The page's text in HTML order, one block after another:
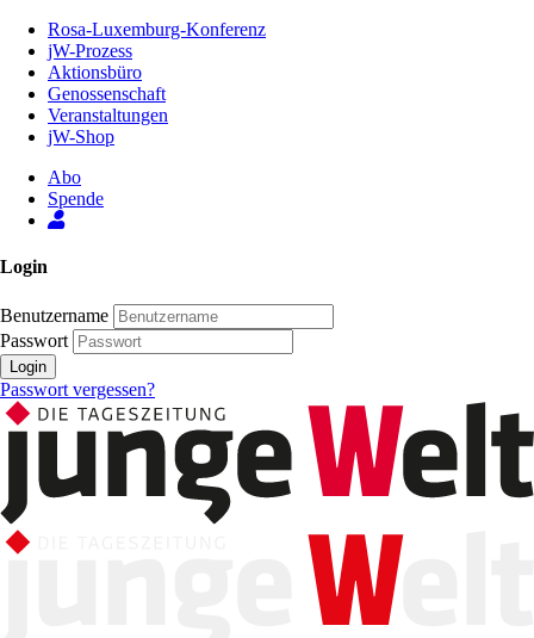
Inhalt
Seite
Rosa-Luxemburg-Konferenz
jW-Prozess
Aktionsbüro
Genossenschaft
Veranstaltungen
jW-Shop
Abo
Spende
Login
Benutzername
Passwort
Login
Passwort vergessen?